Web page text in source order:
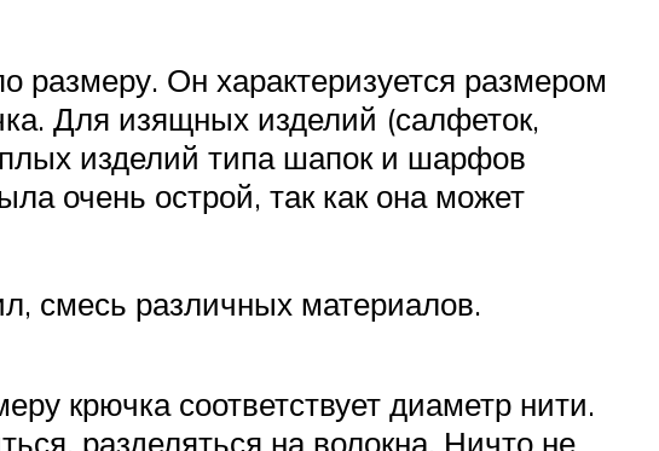
размеру. Он характеризуется размером
Для изящных изделий (салфеток,
изделий типа шапок и шарфов
очень острой, так как она может
смесь различных материалов.
крючка соответствует диаметр нити.
разделяться на волокна. Ничто не